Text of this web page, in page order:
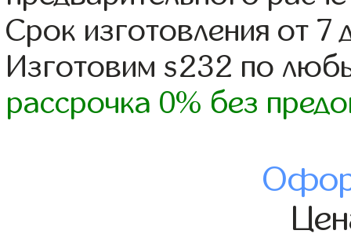
Срок изготовления от 7
Изготовим s232 по
рассрочка 0% без